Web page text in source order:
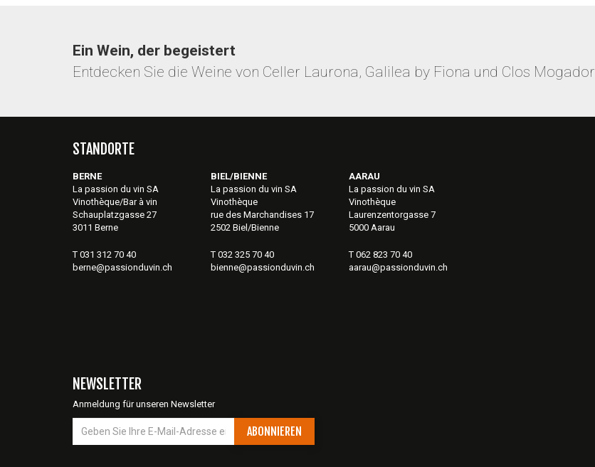
Ein Wein, der begeistert
Entdecken Sie die Weine von Celler Laurona, Galilea by Fiona und Clos Mogador
STANDORTE
BERNE
La passion du vin SA
Vinothèque/Bar à vin
Schauplatzgasse 27
3011 Berne
T 031 312 70 40
berne@passionduvin.ch
BIEL/BIENNE
La passion du vin SA
Vinothèque
rue des Marchandises 17
2502 Biel/Bienne
T 032 325 70 40
bienne@passionduvin.ch
AARAU
La passion du vin SA
Vinothèque
Laurenzentorgasse 7
5000 Aarau
T 062 823 70 40
aarau@passionduvin.ch
NEWSLETTER
Anmeldung für unseren Newsletter
ABONNIEREN